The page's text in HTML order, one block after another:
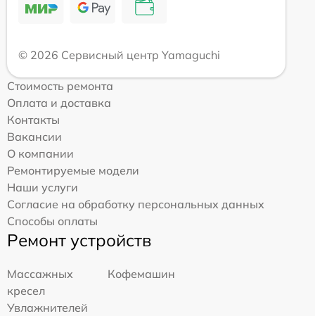
© 2026 Сервисный центр Yamaguchi
Стоимость ремонта
Оплата и доставка
Контакты
Вакансии
О компании
Ремонтируемые модели
Наши услуги
Согласие на обработку персональных данных
Способы оплаты
Ремонт устройств
Массажных
кресел
Кофемашин
Увлажнителей